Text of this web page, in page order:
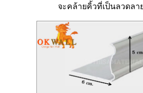
จะคล้ายคิ้วที่เป็นลวดลา